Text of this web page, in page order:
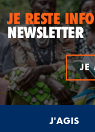
JE RESTE
NEWSLETTER
JE
J'AGIS